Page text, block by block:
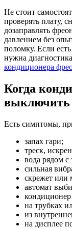
Не стоит
проверять плату,
дозаправлять
давлением без
поломку. Если
нужна
кондиционера
Когда
выключить
Есть симптомы,
запах гари;
треск,
вода рядом с
сильная
скрежет или
автомат
кондиционер
на трубках
из
на дисплее